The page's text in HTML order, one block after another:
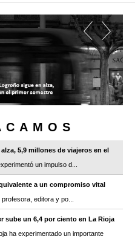
5,9 millones de viajeros en el
un impulso d...
a un compromiso vital
editora y po...
sube un 6,4 por ciento en La Rioja
ha experimentado un importante